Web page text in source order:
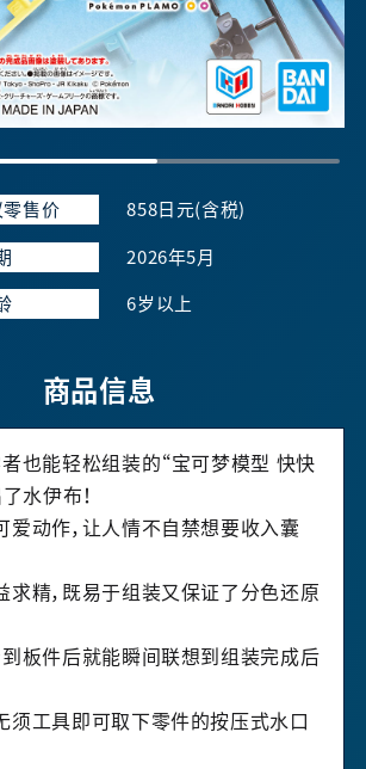
零售价 858日元(含税)
2026年5月
6岁以上
商品信息
者也能轻松组装的“宝可梦模型 快快
水伊布！
爱动作，让人情不自禁想要收入囊
求精，既易于组装又保证了分色还原
到板件后就能瞬间联想到组装完成后
须工具即可取下零件的按压式水口